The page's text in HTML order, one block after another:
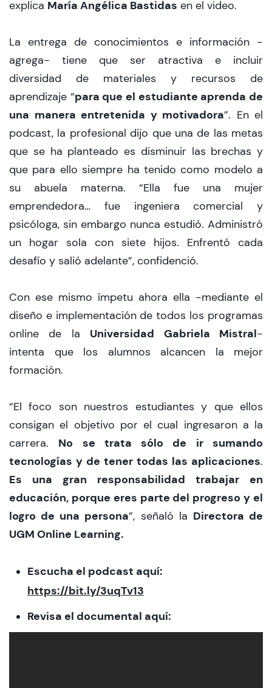
explica María Angélica Bastidas en el video.
La entrega de conocimientos e información -
agrega- tiene que ser atractiva e incluir
diversidad de materiales y recursos de
aprendizaje “para que el estudiante aprenda de
una manera entretenida y motivadora”. En el
podcast, la profesional dijo que una de las metas
que se ha planteado es disminuir las brechas y
que para ello siempre ha tenido como modelo a
su abuela materna. “Ella fue una mujer
emprendedora… fue ingeniera comercial y
psicóloga, sin embargo nunca estudió. Administró
un hogar sola con siete hijos. Enfrentó cada
desafío y salió adelante”, confidenció.
Con ese mismo ímpetu ahora ella -mediante el
diseño e implementación de todos los programas
online de la Universidad Gabriela Mistral-
intenta que los alumnos alcancen la mejor
formación.
“El foco son nuestros estudiantes y que ellos
consigan el objetivo por el cual ingresaron a la
carrera. No se trata sólo de ir sumando
tecnologías y de tener todas las aplicaciones.
Es una gran responsabilidad trabajar en
educación, porque eres parte del progreso y el
logro de una persona”, señaló la Directora de
UGM Online Learning.
Escucha el podcast aquí:
https://bit.ly/3uqTv13
Revisa el documental aquí: